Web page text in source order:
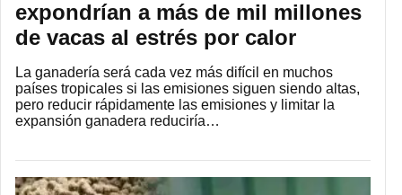
expondrían a más de mil millones
de vacas al estrés por calor
La ganadería será cada vez más difícil en muchos
países tropicales si las emisiones siguen siendo altas,
pero reducir rápidamente las emisiones y limitar la
expansión ganadera reduciría…